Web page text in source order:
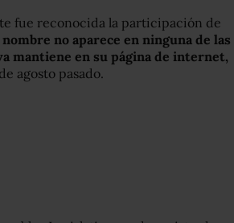
fue reconocida la participación de
nombre no aparece en ninguna de las
mantiene en su página de internet,
agosto pasado.